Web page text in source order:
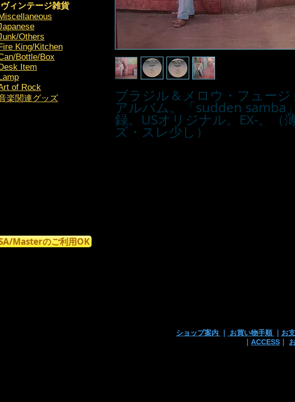
ブラジル＆メロウ・フュー
アルバム。「sudden samba
録。USオリジナル。EX-。（
ズ・スレ少し）
Masterのご利用OK
ヴィンテージ雑貨
Others
King/Kitchen
Bottle/Box
Item
of Rock
楽関連グッズ
ショップ案内 お買い物手順 お
ACCESS